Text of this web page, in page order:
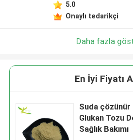
5.0
Onaylı tedarikçi
Daha fazla
En İyi Fiyatı
Suda çözünür
Glukan Tozu
Sağlık Bakımı